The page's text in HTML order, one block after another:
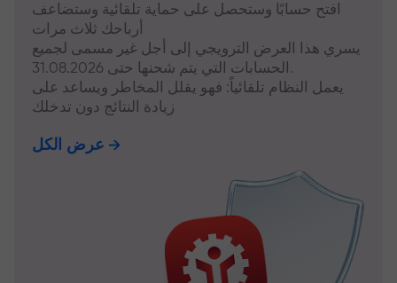
افتح حسابًا وستحصل على حماية تلقائية وستضاعف
أرباحك ثلاث مرات
يسري هذا العرض الترويجي إلى أجل غير مسمى لجميع
الحسابات التي يتم شحنها حتى 31.08.2026.
يعمل النظام تلقائياً: فهو يقلل المخاطر ويساعد على
زيادة النتائج دون تدخلك
عرض الكل